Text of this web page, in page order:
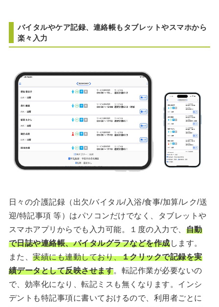
バイタルやケア記録、連絡帳もタブレットやスマホから
楽々入力
日々の介護記録（出欠/バイタル/入浴/食事/加算/レク/送
迎/特記事項 等）はパソコンだけでなく、タブレットや
スマホアプリからでも入力可能。１度の入力で、 自動
で日誌や連絡帳、バイタルグラフなどを作成します。
また、実績にも連動しており、１クリックで記録を実
績データとして反映させます。転記作業が必要ないの
で、効率化になり、転記ミスも無くなります。インシ
デントも特記事項に書いておけるので、利用者ごとに